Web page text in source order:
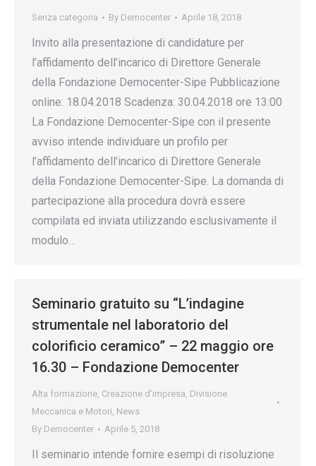
Senza categoria By Democenter Aprile 18, 2018
Invito alla presentazione di candidature per
l’affidamento dell’incarico di Direttore Generale
della Fondazione Democenter-Sipe Pubblicazione
online: 18.04.2018 Scadenza: 30.04.2018 ore 13:00
La Fondazione Democenter-Sipe con il presente
avviso intende individuare un profilo per
l’affidamento dell’incarico di Direttore Generale
della Fondazione Democenter-Sipe. La domanda di
partecipazione alla procedura dovrà essere
compilata ed inviata utilizzando esclusivamente il
modulo…
Seminario gratuito su “L’indagine
strumentale nel laboratorio del
colorificio ceramico” – 22 maggio ore
16.30 – Fondazione Democenter
Alta formazione, Creazione d’impresa, Divisione
Meccanica e Motori, News
By Democenter Aprile 5, 2018
Il seminario intende fornire esempi di risoluzione